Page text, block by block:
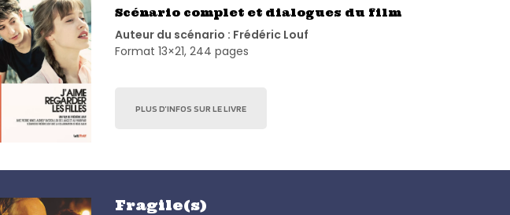
Scénario complet et dialogues du film
Auteur du scénario : Frédéric Louf
Format 13×21, 244 pages
PLUS D’INFOS SUR LE LIVRE
Fragile(s)